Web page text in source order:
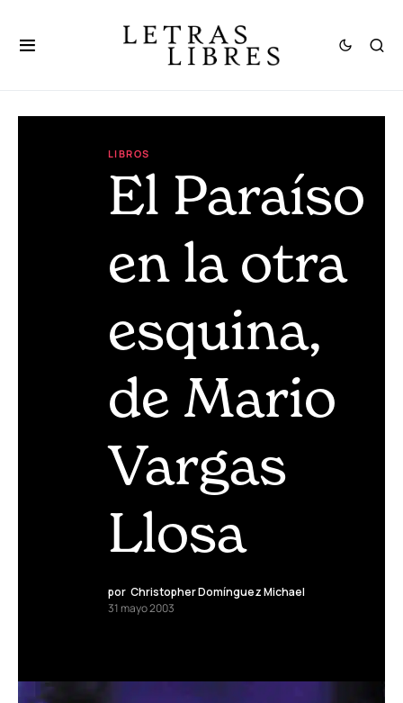
LIBROS
El Paraíso
en la otra
esquina,
de Mario
Vargas
Llosa
por Christopher Domínguez Michael
31 mayo 2003